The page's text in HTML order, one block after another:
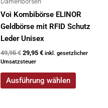
Voi Kombibörse ELINOR
Geldbörse mit RFID Schutz
Leder Unisex
49,95€ 29,95 € inkl. gesetzlicher
Umsatzsteuer
Ausführung wählen
gewählt
werden